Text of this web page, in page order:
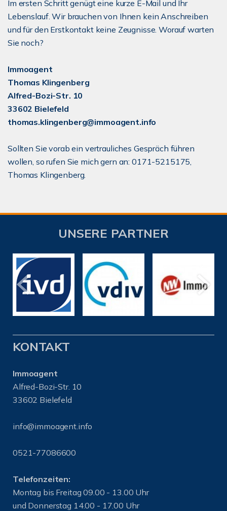
Im ersten Schritt genügt eine kurze E-Mail und Ihr
Lebenslauf. Wir brauchen von Ihnen kein Anschreiben
und für den Erstkontakt keine Zeugnisse. Worauf warten
Sie noch?
Immoagent
Thomas Klingenberg
Alfred-Bozi-Str. 10
33602 Bielefeld
thomas.klingenberg@immoagent.info
Sollten Sie vorab ein vertrauliches Gespräch führen
wollen, so rufen Sie mich gern an: 0171-5215175,
Thomas Klingenberg.
UNSERE PARTNER
KONTAKT
Immoagent
Alfred-Bozi-Str. 10
33602 Bielefeld
info@immoagent.info
0521-77086600
Telefonzeiten:
Montag bis Freitag 09.00 - 13.00 Uhr
und Donnerstag 14.00 - 17.00 Uhr